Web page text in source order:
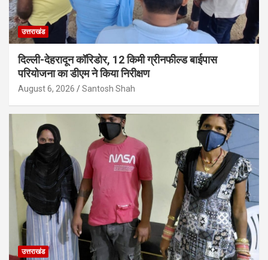
उत्तराखंड
दिल्ली-देहरादून कॉरिडोर, 12 किमी ग्रीनफील्ड बाईपास
परियोजना का डीएम ने किया निरीक्षण
August 6, 2026 Santosh Shah
उत्तराखंड